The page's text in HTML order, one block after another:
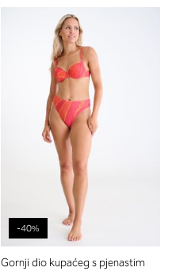
-40%
Gornji dio kupaćeg s pjenastim